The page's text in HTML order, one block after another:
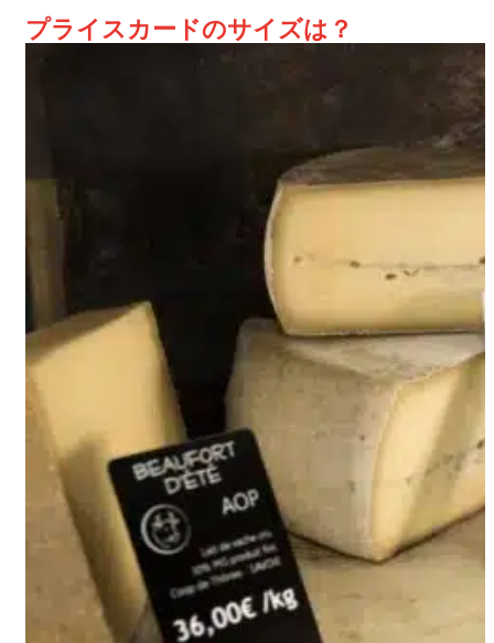
プライスカードのサイズは？